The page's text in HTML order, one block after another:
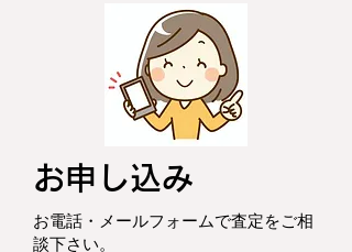
お申し込み
お電話・メールフォームで査定をご相
談下さい。